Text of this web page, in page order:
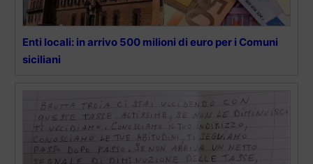
Enti locali: in arrivo 500 milioni di euro per i Comuni
siciliani